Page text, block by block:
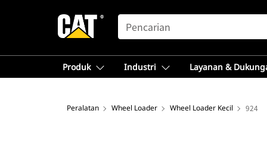
SEARCH
Produk Industri Layanan &
Peralatan Wheel Loader Wheel Loader Kecil 924